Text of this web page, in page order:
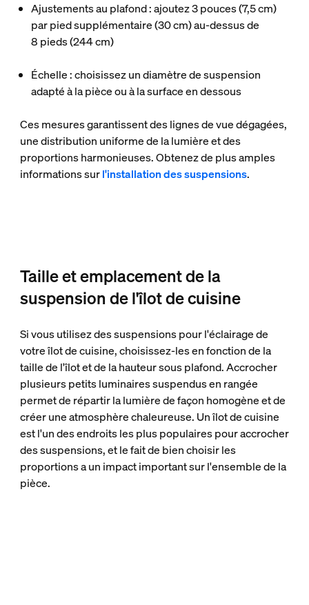
Ajustements au plafond : ajoutez 3 pouces (7,5 cm)
par pied supplémentaire (30 cm) au-dessus de
8 pieds (244 cm)
Échelle : choisissez un diamètre de suspension
adapté à la pièce ou à la surface en dessous
Ces mesures garantissent des lignes de vue dégagées,
une distribution uniforme de la lumière et des
proportions harmonieuses. Obtenez de plus amples
informations surl'installation des suspensions.
Taille et emplacement de la
suspension de l'îlot de cuisine
Si vous utilisez des suspensions pour l'éclairage de
votre îlot de cuisine, choisissez-les en fonction de la
taille de l'îlot et de la hauteur sous plafond. Accrocher
plusieurs petits luminaires suspendus en rangée
permet de répartir la lumière de façon homogène et de
créer une atmosphère chaleureuse. Un îlot de cuisine
est l'un des endroits les plus populaires pour accrocher
des suspensions, et le fait de bien choisir les
proportions a un impact important sur l'ensemble de la
pièce.